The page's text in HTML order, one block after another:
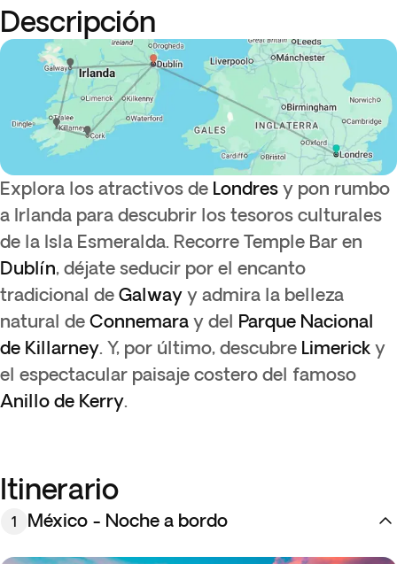
Descripción
Explora los atractivos de Londres y pon rumbo
a Irlanda para descubrir los tesoros culturales
de la Isla Esmeralda. Recorre Temple Bar en
Dublín, déjate seducir por el encanto
tradicional de Galway y admira la belleza
natural de Connemara y del Parque Nacional
de Killarney. Y, por último, descubre Limerick y
el espectacular paisaje costero del famoso
Anillo de Kerry.
Itinerario
1 México - Noche a bordo